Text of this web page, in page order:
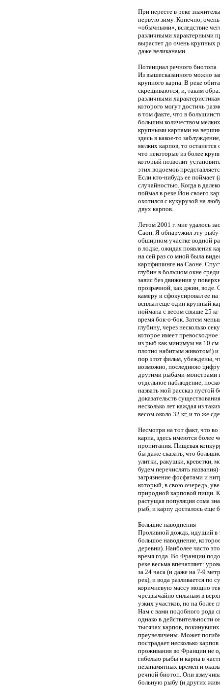
При нересте в реке
первую зиму. Конечно,
«обычными», вследствие
различными характерными
вырастет до очень крупных
даже великанами.
Потенциал речного биотопа
Из вышесказанного можно
крупного карпа. В реке
скрещиваются, и, таким
различными
которого могут достичь
в том факте, что в
большим количеством
крупными карпами на
здесь в какое-то
мелких карпов, то
что некоторые из более
который позволит
этих водоемов
Если кто-нибудь ее поймает
случайностью. Когда в
поймал в реке Йон своего
охотился с кукурузой на
двух карпов.
Летом 2001 г. мне удалось
Саон. Я обнаружил эту рыбу-
обширном участке водной
в лодке, ожидая появления
на сей раз со мной была
карпфишинге на Саоне.
глубин в большом окне
завис без движения у
прозрачной, как джин, воде.
камеру и сфокусировал ее
всплыл еще один крупный
поймана с весом свыше 25
время бок-о-бок. Затем
глубину, через несколько
которое имеет
из рыб как минимум на 10 см
плотно набитым животом!) и
пор этот фильм, убеждены,
возможно, последнюю цифру
другими рыбами-монстрами
отдельное наблюдение,
назвать мой рассказ пустой
доказательств
несколько лет каждая из
весом около 32 кг, и то же
Несмотря на тот факт, что
карпа, здесь имеются более
пропитания. Пищевая
бы даже сказать, что
улитки, ракушки, креветки,
будем перечислять
загрязнение фосфатами и
который, в свою очередь,
природной карповой пищи. К
растущая популяция сома
рыб, и карпу досталось еще
Большие наводнения
Проливной дождь, идущий в
большое наводнение,
деревни). Наиболее часто
время года. Во Франции
реке весьма впечатляет:
за 24 часа (и даже на 7-9
рек), и вода разливается по
коричневую массу мощно
чрезвычайно сильным в
узких участков, но на более
Нам с вами подобного рода
однако в действительности
тысячах карпов,
преувеличены. Может
пострадает несколько
проживания во Франции не
гибелью рыбы и карпа в
незапамятных времен и
речной биотоп. Они
больную рыбу (и других